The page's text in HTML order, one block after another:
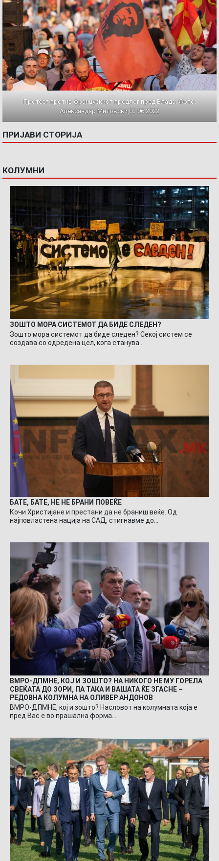
Протест против францускиот предлог пред Влада. Фото:
Александар Митовски,03.06.2022
ПРИЈАВИ СТОРИЈА
КОЛУМНИ
ЗОШТО МОРА СИСТЕМОТ ДА БИДЕ СЛЕДЕН?
Зошто мора системот да биде следен? Секој систем се
создава со одредена цел, кога станува…
БАТЕ, БАТЕ, НЕ НЕ БРАНИ ПОВЕЌЕ
Кочи Христијане и престани да не браниш веќе. Од
најповластена нација на САД, стигнавме до…
ВМРО-ДПМНЕ, КОЈ И ЗОШТО? НА НИКОГО НЕ МУ ГОРЕЛА
СВЕЌАТА ДО ЗОРИ, ПА ТАКА И ВАШАТА ЌЕ ЗГАСНЕ –
РЕДОВНА КОЛУМНА НА ОЛИВЕР АНДОНОВ
ВМРО-ДПМНЕ, кој и зошто? Насловот на колумната која е
пред Вас е во прашална форма…